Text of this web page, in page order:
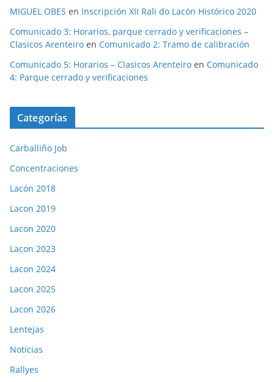
MIGUEL OBES en Inscripción XII Rali do Lacón Histórico 2020
Comunicado 3: Horarios, parque cerrado y verificaciones –
Clasicos Arenteiro en Comunicado 2: Tramo de calibración
Comunicado 5: Horarios – Clasicos Arenteiro en Comunicado
4: Parque cerrado y verificaciones
Categorías
Carballiño Job
Concentraciones
Lacón 2018
Lacon 2019
Lacon 2020
Lacon 2023
Lacon 2024
Lacon 2025
Lacon 2026
Lentejas
Noticias
Rallyes